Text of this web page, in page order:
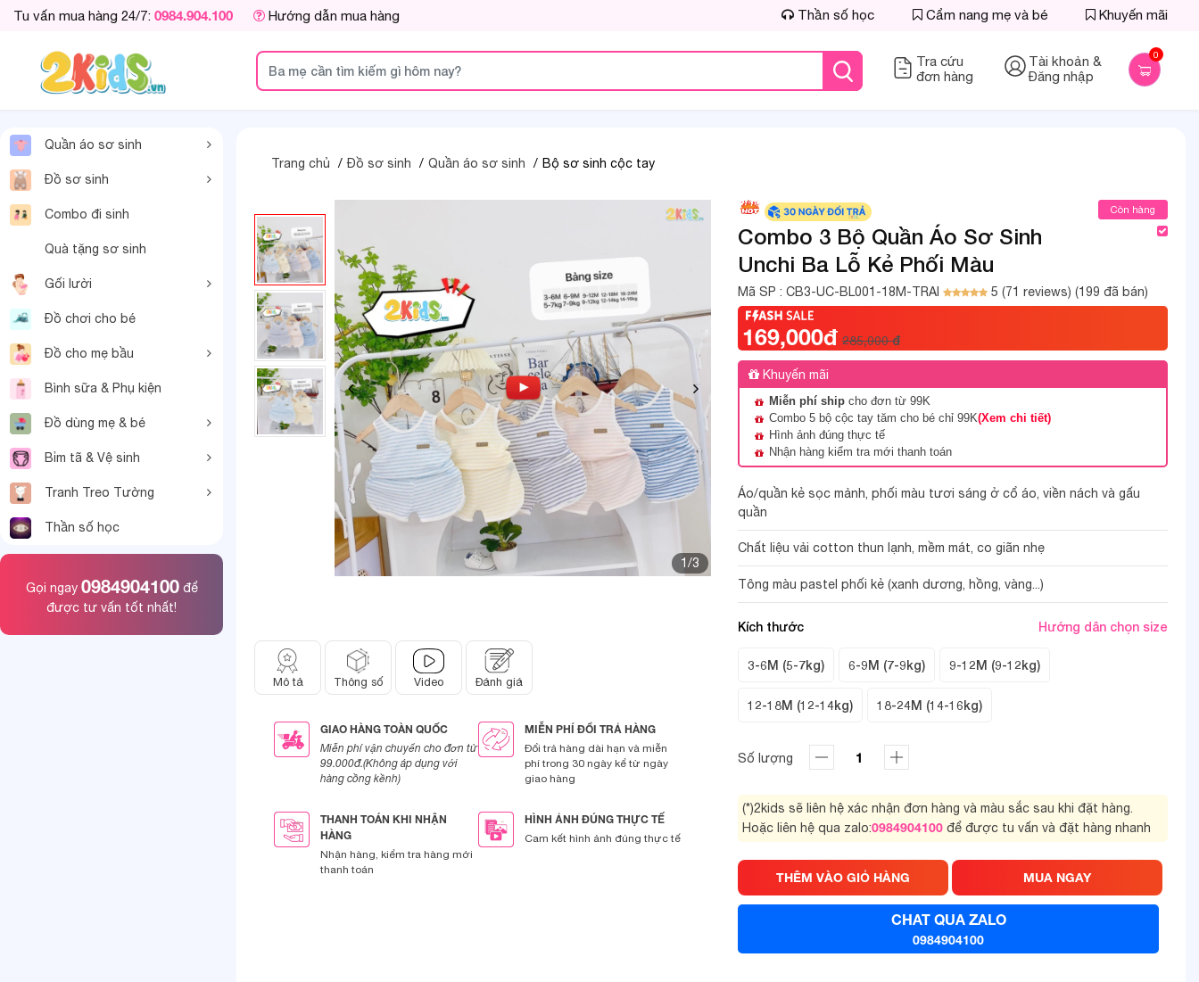
Tu vấn mua hàng 24/7: 0984.904.100 Hướng dẫn mua hàng Thần số học Cẩm nang mẹ và bé Khuyến mãi
Tra cứu
đơn hàng
Tài khoản &
Đăng nhập
0
Quần áo sơ sinh
Đồ sơ sinh
Combo đi sinh
Quà tặng sơ sinh
Gối lười
Đồ chơi cho bé
Đồ cho mẹ bầu
Bình sữa & Phụ kiện
Đồ dùng mẹ & bé
Bỉm tã & Vệ sinh
Tranh Treo Tường
Thần số học
Gọi ngay 0984904100để
được tư vấn tốt nhất!
Trang chủ Đồ sơ sinh Quần áo sơ sinh Bộ sơ sinh cộc tay
1/3 2/3
Mô tả Thông số Video Đánh giá
GIAO HÀNG TOÀN QUỐC
Miễn phí vận chuyển cho đơn từ
99.000đ.(Không áp dụng với
hàng cồng kềnh)
MIỄN PHÍ ĐỔI TRẢ HÀNG
Đổi trả hàng dài hạn và miễn
phí trong 30 ngày kể từ ngày
giao hàng
THANH TOÁN KHI NHẬN
HÀNG
Nhận hàng, kiểm tra hàng mới
thanh toán
HÌNH ẢNH ĐÚNG THỰC TẾ
Cam kết hình ảnh đúng thực tế
Combo 3 Bộ Quần Áo Sơ Sinh
Unchi Ba Lỗ Kẻ Phối Màu
Còn hàng
Mã SP : CB3-UC-BL001-18M-TRAI 5 (71 reviews) (199 đã bán)
169,000đ 285,000 đ
Khuyến mãi
Miễn phí ship cho đơn từ 99K
Combo 5 bộ cộc tay tăm cho bé chỉ 99K(Xem chi tiết)
Hình ảnh đúng thực tế
Nhận hàng kiểm tra mới thanh toán
Áo/quần kẻ sọc mảnh, phối màu tươi sáng ở cổ áo, viền nách và gấu
quần
Chất liệu vải cotton thun lạnh, mềm mát, co giãn nhẹ
Tông màu pastel phối kẻ (xanh dương, hồng, vàng...)
Kích thước Hướng dẫn chọn size
3-6M (5-7kg) 6-9M (7-9kg) 9-12M (9-12kg)
12-18M (12-14kg) 18-24M (14-16kg)
Số lượng
(*)2kids sẽ liên hệ xác nhận đơn hàng và màu sắc sau khi đặt hàng.
Hoặc liên hệ qua zalo:0984904100 để được tu vấn và đặt hàng nhanh
THÊM VÀO GIỎ HÀNG MUA NGAY
CHAT QUA ZALO
0984904100